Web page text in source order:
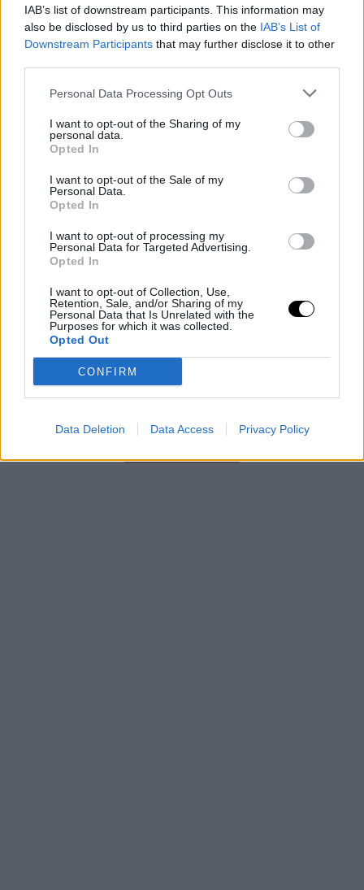
IAB’s list of downstream participants. This information may
also be disclosed by us to third parties on the IAB’s List of
Downstream Participants that may further disclose it to other
Personal Data Processing Opt Outs
I want to opt-out of the Sharing of my
personal data.
Opted In
I want to opt-out of the Sale of my
Personal Data.
Opted In
I want to opt-out of processing my
Personal Data for Targeted Advertising.
Opted In
I want to opt-out of Collection, Use,
Retention, Sale, and/or Sharing of my
Personal Data that Is Unrelated with the
Purposes for which it was collected.
Opted Out
CONFIRM
Data Deletion Data Access Privacy Policy
Aszály és hőség: bezárják a
pisztrángvizeket
LIVINGSTON, Mont. (AP) – A hőség miatt rekordmagas
ezért az Egyesült Államok nyugati államaiban délutáni
horgászati tilalmakat vezettek be. A klímaváltozás
Rooby
augusztus 5, 2026